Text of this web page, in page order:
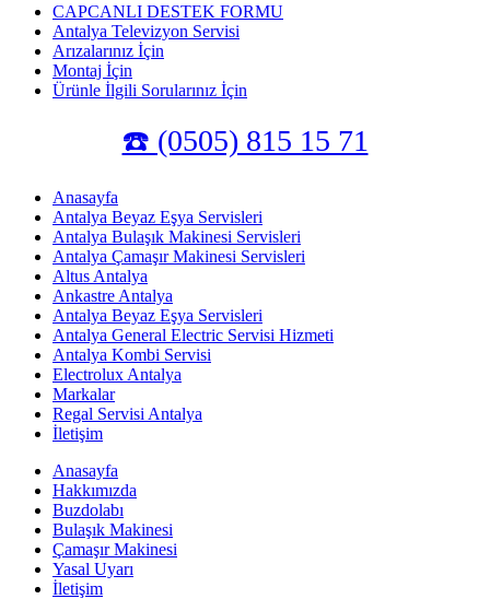
CAPCANLI DESTEK FORMU
Antalya Televizyon Servisi
Arızalarınız İçin
Montaj İçin
Ürünle İlgili Sorularınız İçin
☎️ (0505) 815 15 71
Anasayfa
Antalya Beyaz Eşya Servisleri
Antalya Bulaşık Makinesi Servisleri
Antalya Çamaşır Makinesi Servisleri
Altus Antalya
Ankastre Antalya
Antalya Beyaz Eşya Servisleri
Antalya General Electric Servisi Hizmeti
Antalya Kombi Servisi
Electrolux Antalya
Markalar
Regal Servisi Antalya
İletişim
Anasayfa
Hakkımızda
Buzdolabı
Bulaşık Makinesi
Çamaşır Makinesi
Yasal Uyarı
İletişim